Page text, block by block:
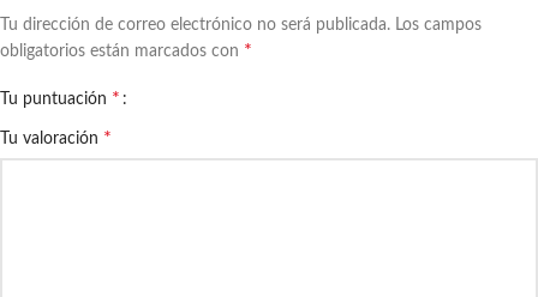
Tu dirección de correo electrónico no será publicada. Los campos
obligatorios están marcados con *
Tu puntuación *
Tu valoración *